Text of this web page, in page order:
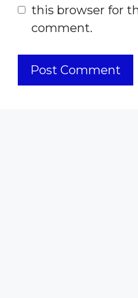
this browser for
comment.